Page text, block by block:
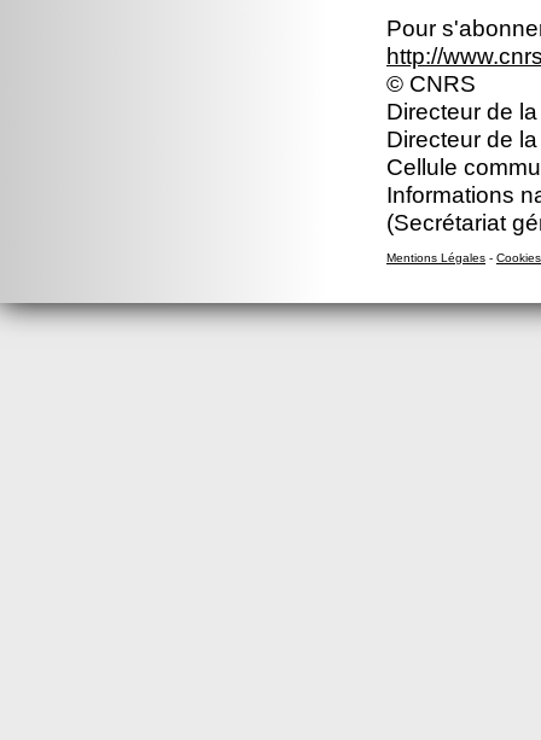
Pour
http://
© CNRS
Directeur de
Directeur de
Cellule
Informations
(Secrétariat
Mentions Légales - Cookies